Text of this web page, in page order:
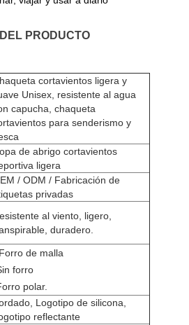
PRODUCTO
cortavientos ligera y
Unisex, resistente al agua
capucha, chaqueta
para senderismo y
de abrigo cortavientos
ligera
/ ODM / Fabricación de
privadas
al viento, ligero,
duradero.
Forro de malla
forro
polar.
Logotipo de silicona,
reflectante